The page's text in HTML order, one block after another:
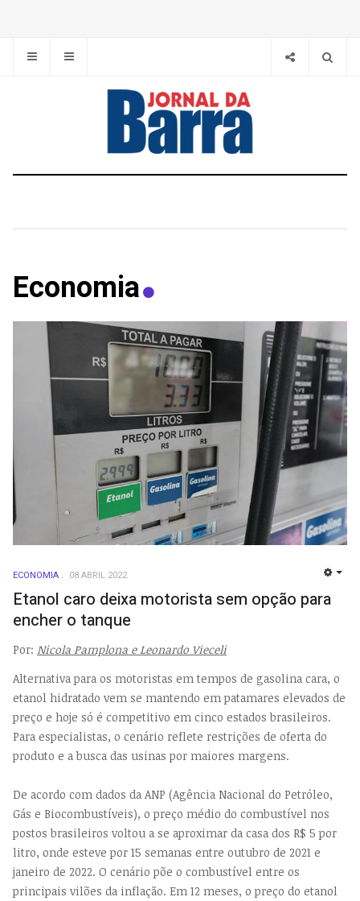
Economia
ECONOMIA 08 ABRIL 2022
Etanol caro deixa motorista sem opção para
encher o tanque
Por: Nicola Pamplona e Leonardo Vieceli
Alternativa para os motoristas em tempos de gasolina cara, o
etanol hidratado vem se mantendo em patamares elevados de
preço e hoje só é competitivo em cinco estados brasileiros.
Para especialistas, o cenário reflete restrições de oferta do
produto e a busca das usinas por maiores margens.
De acordo com dados da ANP (Agência Nacional do Petróleo,
Gás e Biocombustíveis), o preço médio do combustível nos
postos brasileiros voltou a se aproximar da casa dos R$ 5 por
litro, onde esteve por 15 semanas entre outubro de 2021 e
janeiro de 2022. O cenário põe o combustível entre os
principais vilões da inflação. Em 12 meses, o preço do etanol